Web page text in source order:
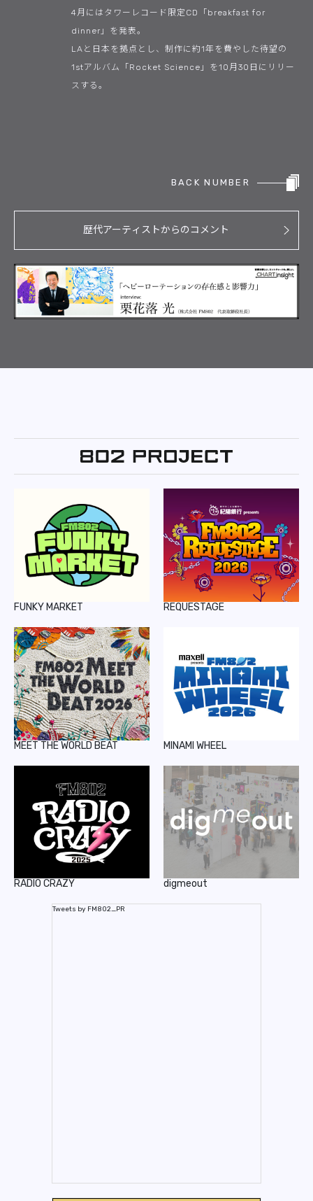
4月にはタワーレコード限定CD「breakfast for
dinner」を発表。
LAと日本を拠点とし、制作に約1年を費やした待望の
1stアルバム「Rocket Science」を10月30日にリリー
スする。
BACK NUMBER
歴代アーティストからのコメント
FUNKY MARKET REQUESTAGE
MEET THE WORLD BEAT MINAMI WHEEL
RADIO CRAZY digmeout
Tweets by FM802_PR